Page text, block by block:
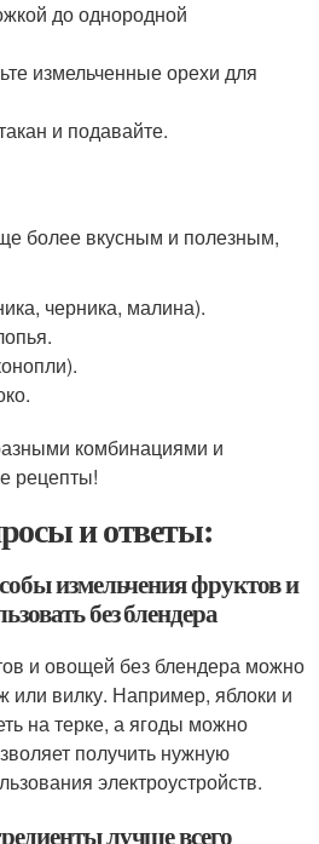
до однородной
измельченные орехи для
и подавайте.
более вкусным и полезным,
черника, малина).
комбинациями и
рецепты!
и ответы:
измельчения фруктов и
без блендера
и овощей без блендера можно
или вилку. Например, яблоки и
на терке, а ягоды можно
получить нужную
электроустройств.
лучше всего